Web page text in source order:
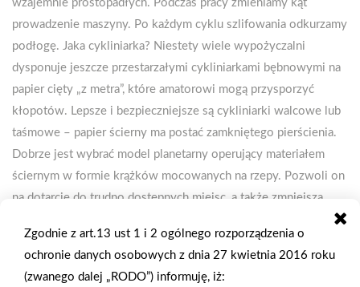
Zgodnie z art.13 ust 1 i 2 ogólnego rozporządzenia o
ochronie danych osobowych z dnia 27 kwietnia 2016 roku
(zwanego dalej „RODO”) informuję, iż: